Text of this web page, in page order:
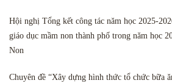
Hội nghị Tổng kết công tác năm học 2025-
giáo dục mầm non thành phố trong năm học
Non
Chuyên đề “Xây dựng hình thức tổ chức bữa